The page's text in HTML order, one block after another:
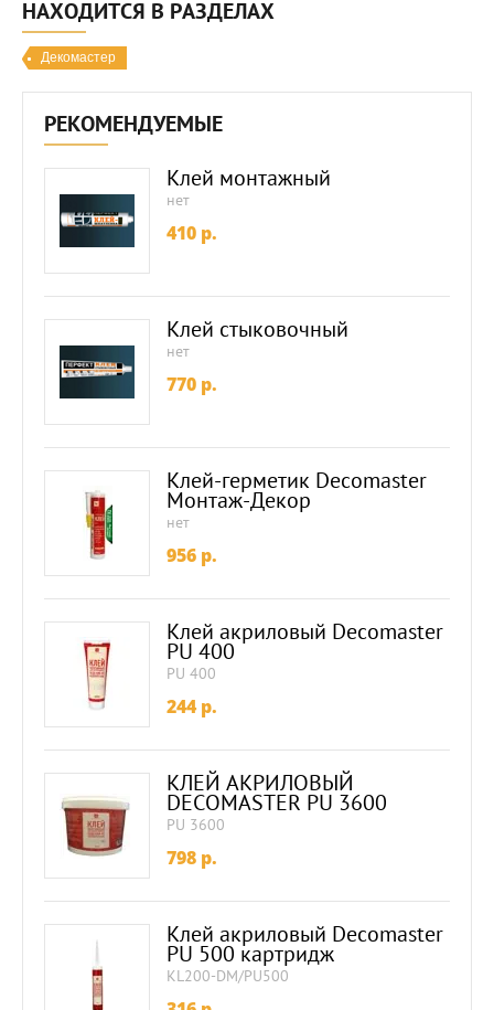
НАХОДИТСЯ В РАЗДЕЛАХ
Декомастер
РЕКОМЕНДУЕМЫЕ
Клей монтажный
нет
410 p.
Клей стыковочный
нет
770 p.
Клей-герметик Decomaster
Монтаж-Декор
нет
956 p.
Клей акриловый Decomaster
PU 400
PU 400
244p.
КЛЕЙ АКРИЛОВЫЙ
DECOMASTER PU 3600
PU 3600
798 p.
Клей акриловый Decomaster
PU 500 картридж
KL200-DM/PU500